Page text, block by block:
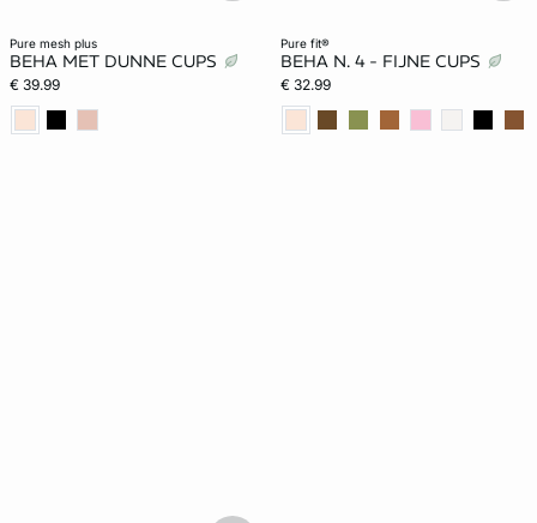
pure mesh plus
BEHA MET DUNNE CUPS
€ 39.99
pure fit®
BEHA N. 4 - FIJNE CUPS
€ 32.99